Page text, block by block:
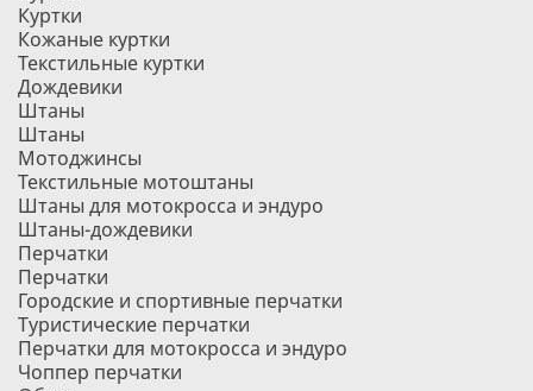
Куртки
Кожаные куртки
Текстильные куртки
Дождевики
Штаны
Штаны
Мотоджинсы
Текстильные мотоштаны
Штаны для мотокросса и эндуро
Штаны-дождевики
Перчатки
Перчатки
Городские и спортивные перчатки
Туристические перчатки
Перчатки для мотокросса и эндуро
Чоппер перчатки